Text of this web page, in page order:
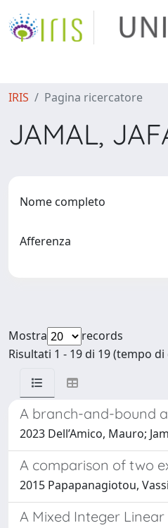
IRIS Pagina ricercatore
JAMAL,
Nome completo
Afferenza
Mostra
records
Risultati 1 - 19 di 19 (tempo
A branch-and-bound
2023 Dell’Amico, Mauro;
A comparison of two
2015 Papapanagiotou,
A Mixed Integer